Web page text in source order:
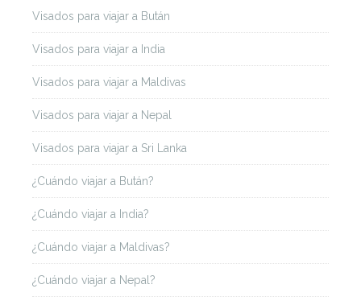
Visados para viajar a Bután
Visados para viajar a India
Visados para viajar a Maldivas
Visados para viajar a Nepal
Visados para viajar a Sri Lanka
¿Cuándo viajar a Bután?
¿Cuándo viajar a India?
¿Cuándo viajar a Maldivas?
¿Cuándo viajar a Nepal?